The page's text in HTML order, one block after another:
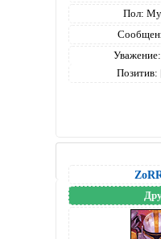
Пол:
Уважение:
Позитив: